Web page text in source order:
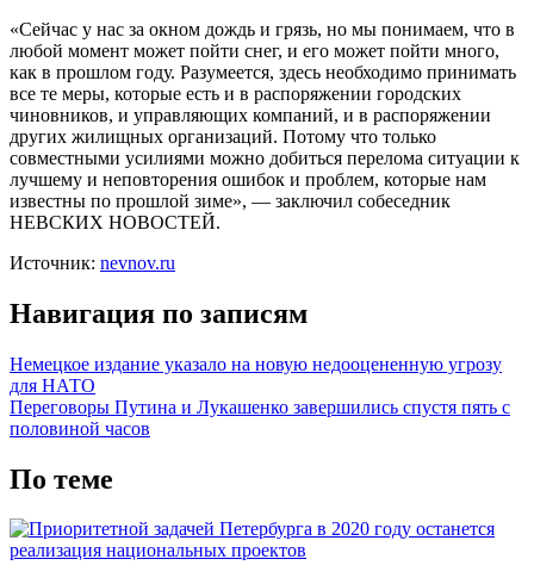
«Сейчас у нас за окном дождь и грязь, но мы понимаем, что в
любой момент может пойти снег, и его может пойти много,
как в прошлом году. Разумеется, здесь необходимо принимать
все те меры, которые есть и в распоряжении городских
чиновников, и управляющих компаний, и в распоряжении
других жилищных организаций. Потому что только
совместными усилиями можно добиться перелома ситуации к
лучшему и неповторения ошибок и проблем, которые нам
известны по прошлой зиме», — заключил собеседник
НЕВСКИХ НОВОСТЕЙ.
Источник: nevnov.ru
Навигация по записям
Немецкое издание указало на новую недооцененную угрозу
для НАТО
Переговоры Путина и Лукашенко завершились спустя пять с
половиной часов
По теме